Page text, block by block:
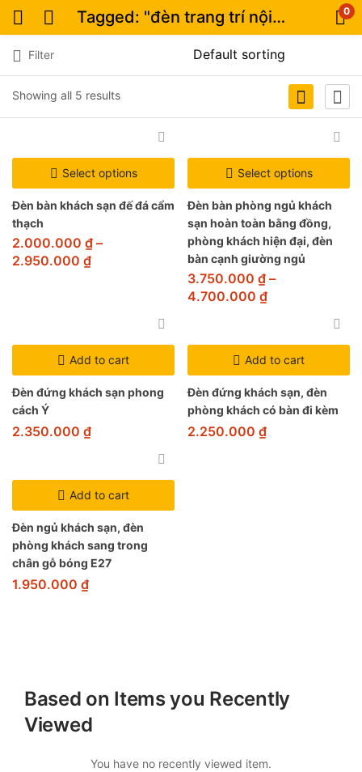
Tagged: "đèn trang trí nội thất" 0
Showing all 5 results
Filter
Select options
Đèn bàn khách sạn đế đá cẩm
thạch
2.000.000 ₫ –
2.950.000 ₫
Select options
Đèn bàn phòng ngủ khách
sạn hoàn toàn bằng đồng,
phòng khách hiện đại, đèn
bàn cạnh giường ngủ
3.750.000 ₫ –
4.700.000 ₫
Add to cart
Đèn đứng khách sạn phong
cách Ý
2.350.000 ₫
Add to cart
Đèn đứng khách sạn, đèn
phòng khách có bàn đi kèm
2.250.000 ₫
Add to cart
Đèn ngủ khách sạn, đèn
phòng khách sang trong
chân gỗ bóng E27
1.950.000 ₫
Based on Items you Recently
Viewed
You have no recently viewed item.